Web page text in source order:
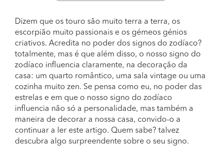
Dizem que os touro são muito terra a terra, os
escorpião muito passionais e os gémeos génios
criativos. Acredita no poder dos signos do zodíaco?
totalmente, mas é que além disso, o nosso signo do
zodíaco influencia claramente, na decoração da
casa: um quarto romântico, uma sala vintage ou uma
cozinha muito zen. Se pensa como eu, no poder das
estrelas e em que o nosso signo do zodíaco
influencia não só a personalidade, mas também a
maneira de decorar a nossa casa, convido-o a
continuar a ler este artigo. Quem sabe? talvez
descubra algo surpreendente sobre o seu signo.